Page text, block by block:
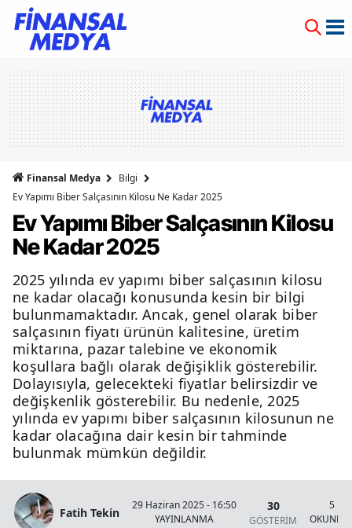
Finansal Medya
Bilgi
Ev Yapımı Biber Salçasının Kilosu Ne Kadar 2025
Ev Yapımı Biber Salçasının Kilosu
Ne Kadar 2025
2025 yılında ev yapımı biber salçasının kilosu
ne kadar olacağı konusunda kesin bir bilgi
bulunmamaktadır. Ancak, genel olarak biber
salçasının fiyatı ürünün kalitesine, üretim
miktarına, pazar talebine ve ekonomik
koşullara bağlı olarak değişiklik gösterebilir.
Dolayısıyla, gelecekteki fiyatlar belirsizdir ve
değişkenlik gösterebilir. Bu nedenle, 2025
yılında ev yapımı biber salçasının kilosunun ne
kadar olacağına dair kesin bir tahminde
bulunmak mümkün değildir.
Fatih Tekin
29 Haziran 2025 - 16:50
YAYINLANMA
30
GÖSTERİM
5